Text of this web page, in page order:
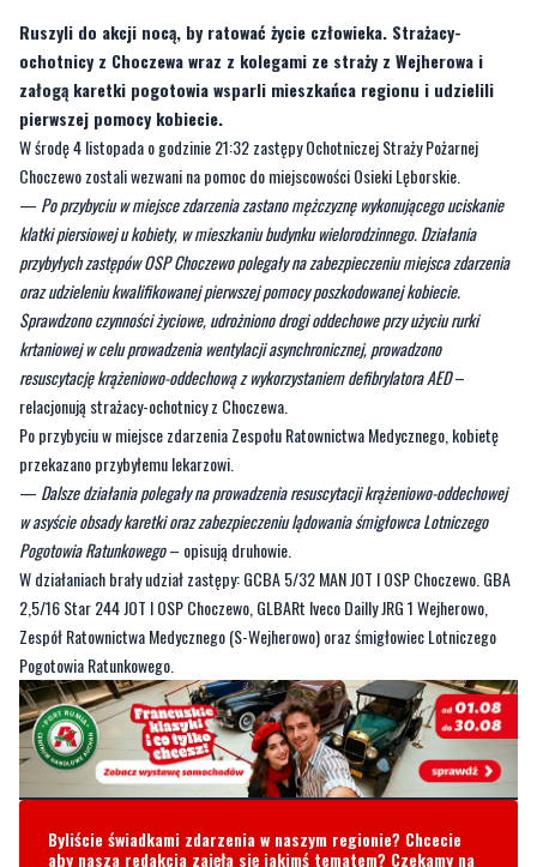
pierwszej pomocy kobiecie.
W środę 4 listopada o godzinie 21:32 zastępy Ochotniczej Straży Pożarnej
Choczewo zostali wezwani na pomoc do miejscowości Osieki Lęborskie.
—Po przybyciu w miejsce zdarzenia zastano mężczyznę wykonującego uciskanie
klatki piersiowej u kobiety, w mieszkaniu budynku wielorodzinnego. Działania
przybyłych zastępów OSP Choczewo polegały na zabezpieczeniu miejsca zdarzenia
oraz udzieleniu kwalifikowanej pierwszej pomocy poszkodowanej kobiecie.
Sprawdzono czynności życiowe, udrożniono drogi oddechowe przy użyciu rurki
krtaniowej w celu prowadzenia wentylacji asynchronicznej, prowadzono
resuscytację krążeniowo-oddechową z wykorzystaniem defibrylatora AED–
relacjonują strażacy-ochotnicy z Choczewa.
Po przybyciu w miejsce zdarzenia Zespołu Ratownictwa Medycznego, kobietę
przekazano przybyłemu lekarzowi.
—Dalsze działania polegały na prowadzenia resuscytacji krążeniowo-oddechowej
w asyście obsady karetki oraz zabezpieczeniu lądowania śmigłowca Lotniczego
Pogotowia Ratunkowego– opisują druhowie.
W działaniach brały udział zastępy: GCBA 5/32 MAN JOT I OSP Choczewo. GBA
2,5/16 Star 244 JOT I OSP Choczewo, GLBARt Iveco Dailly JRG 1 Wejherowo,
Zespół Ratownictwa Medycznego (S-Wejherowo) oraz śmigłowiec Lotniczego
Pogotowia Ratunkowego.
Byliście świadkami zdarzenia w naszym regionie? Chcecie
aby nasza redakcja zajęła się jakimś tematem? Czekamy na
Wasze sygnały i informacje. Można kontaktować się z naszą
redakcja@nadmorski24.plDyżurujemy także pod numerem
telefonu729 715 670.